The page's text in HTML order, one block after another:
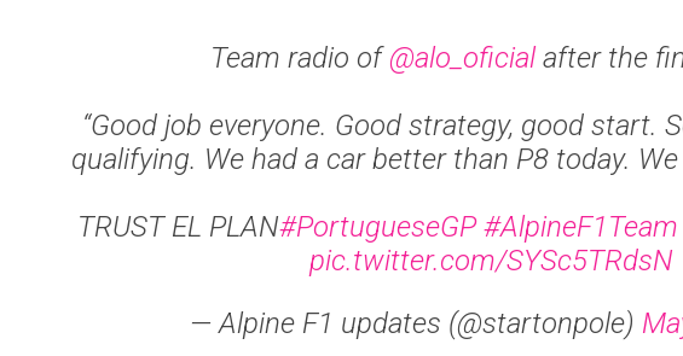
Team radio of@alo_oficialafter the
“Good job everyone. Good strategy, good start.
qualifying. We had a car better than P8 today.
TRUST EL PLAN#PortugueseGP #AlpineF1Team
pic.twitter.com/SYSc5TRdsN
— Alpine F1 updates (@startonpole)